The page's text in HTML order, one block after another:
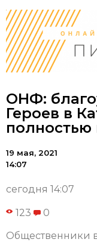
ОНФ:
Героев в
полностью
19 мая, 2021
14:07
сегодня 14:07
123 0
Общественники